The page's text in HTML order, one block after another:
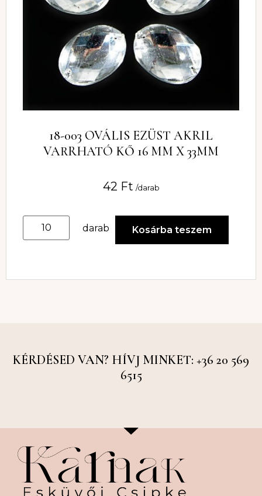
18-003 OVÁLIS EZÜST AKRIL
VARRHATÓ KŐ 16 MM X 33MM
42 Ft /darab
darab Kosárba teszem
KÉRDÉSED VAN? HÍVJ MINKET: +36 20 569
6515